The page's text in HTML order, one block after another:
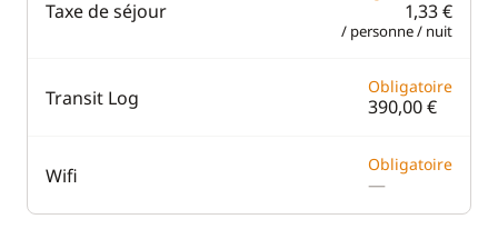
Taxe de séjour 1,33 €
/ personne / nuit
Transit Log Obligatoire
390,00 €
Wifi Obligatoire
—